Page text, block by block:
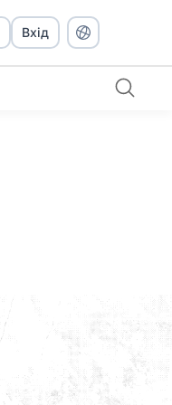
Вхід